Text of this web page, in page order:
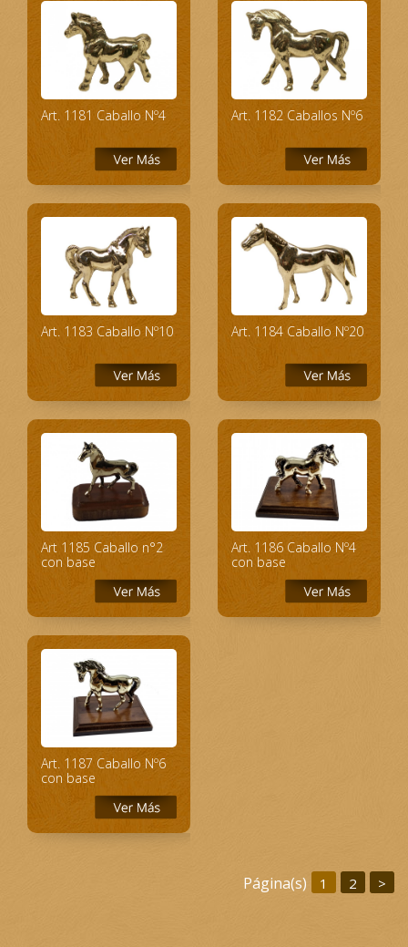
Art. 1181 Caballo Nº4 Art. 1182 Caballos Nº6
Art. 1183 Caballo Nº10 Art. 1184 Caballo Nº20
Art 1185 Caballo n°2
con base
Art. 1186 Caballo Nº4
con base
Art. 1187 Caballo Nº6
con base
Página(s) 1 2 >